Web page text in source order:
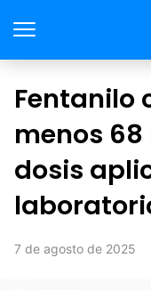
Fentanilo
menos
dosis
7 de agosto de 2025